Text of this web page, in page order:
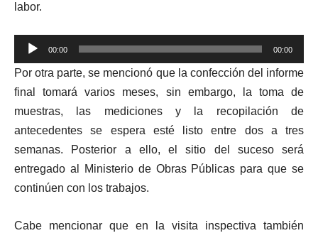
labor.
Reproductor
de
audio
00:00 00:00
Por otra parte, se mencionó que la confección del informe
final tomará varios meses, sin embargo, la toma de
muestras, las mediciones y la recopilación de
antecedentes se espera esté listo entre dos a tres
semanas. Posterior a ello, el sitio del suceso será
entregado al Ministerio de Obras Públicas para que se
continúen con los trabajos.
Cabe mencionar que en la visita inspectiva también